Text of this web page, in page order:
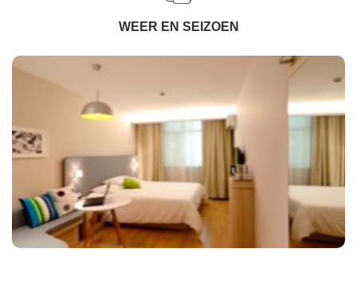
WEER EN SEIZOEN